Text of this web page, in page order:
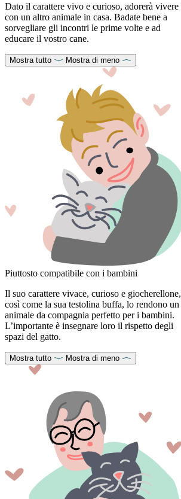
Dato il carattere vivo e curioso, adorerà vivere
con un altro animale in casa. Badate bene a
sorvegliare gli incontri le prime volte e ad
educare il vostro cane.
Mostra tutto Mostra di meno
Piuttosto compatibile con i bambini
Il suo carattere vivace, curioso e giocherellone,
così come la sua testolina buffa, lo rendono un
animale da compagnia perfetto per i bambini.
L’importante è insegnare loro il rispetto degli
spazi del gatto.
Mostra tutto Mostra di meno